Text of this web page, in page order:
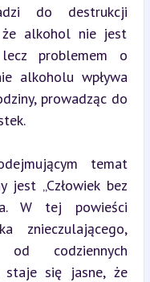
do destrukcji
że alkohol nie jest
lecz problemem o
alkoholu wpływa
prowadząc do
temat
„Człowiek bez
W tej powieści
znieczulającego,
od codziennych
staje się jasne, że